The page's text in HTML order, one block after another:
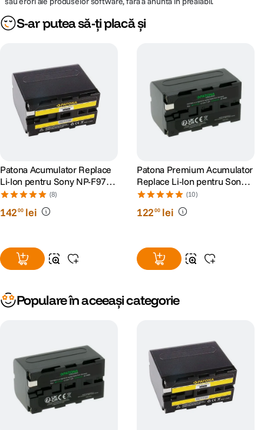
S-ar putea să-ți placă și
Patona Acumulator Replace
Li-Ion pentru Sony NP-F970
6600 mAh 7.2V
(8)
14200 lei
Patona Premium Acumulator
Replace Li-Ion pentru Sony
NP-F750 5200mAh 7.4V
(10)
12200 lei
Populare în aceeași categorie